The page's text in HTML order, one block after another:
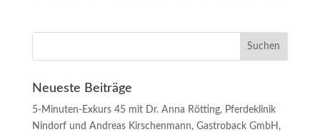
Neueste Beiträge
5-Minuten-Exkurs 45 mit Dr. Anna Rötting, Pferdeklinik
Nindorf und Andreas Kirschenmann, Gastroback GmbH,